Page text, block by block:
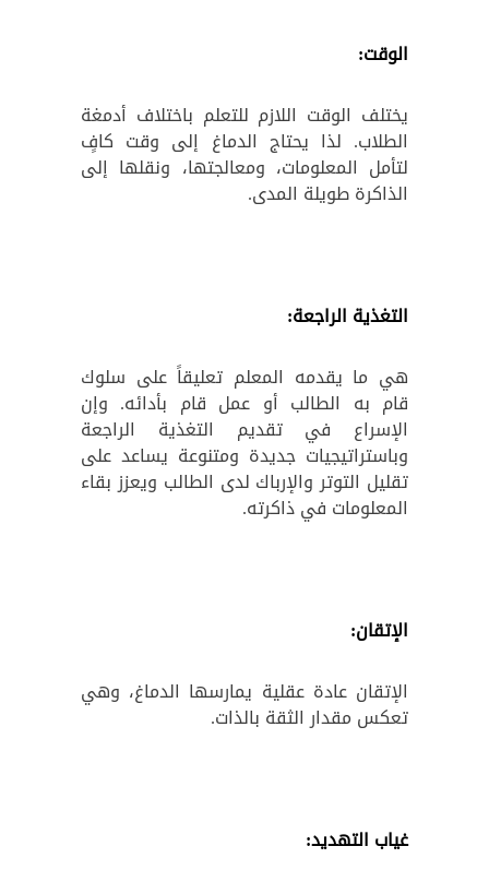
الوقت:
يختلف الوقت اللازم للتعلم باختلاف أدمغة
الطلاب. لذا يحتاج الدماغ إلى وقت كافٍ
لتأمل المعلومات، ومعالجتها، ونقلها إلى
الذاكرة طويلة المدى.
التغذية الراجعة:
هي ما يقدمه المعلم تعليقاً على سلوك
قام به الطالب أو عمل قام بأدائه. وإن
الإسراع في تقديم التغذية الراجعة
وباستراتيجيات جديدة ومتنوعة يساعد على
تقليل التوتر والإرباك لدى الطالب ويعزز بقاء
المعلومات في ذاكرته.
الإتقان:
الإتقان عادة عقلية يمارسها الدماغ، وهي
تعكس مقدار الثقة بالذات.
غياب التهديد: